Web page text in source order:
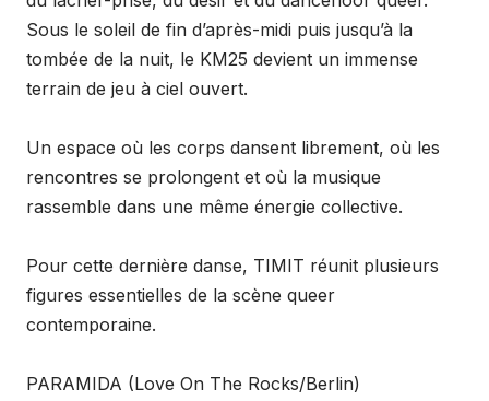
Sous le soleil de fin d’après-midi puis jusqu’à la
tombée de la nuit, le KM25 devient un immense
terrain de jeu à ciel ouvert.
Un espace où les corps dansent librement, où les
rencontres se prolongent et où la musique
rassemble dans une même énergie collective.
Pour cette dernière danse, TIMIT réunit plusieurs
figures essentielles de la scène queer
contemporaine.
PARAMIDA (Love On The Rocks/Berlin)